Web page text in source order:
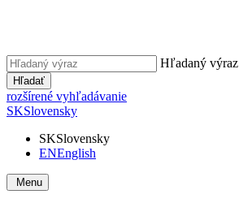
Hľadaný výraz
Hľadať
rozšírené vyhľadávanie
SKSlovensky
SKSlovensky
ENEnglish
Menu